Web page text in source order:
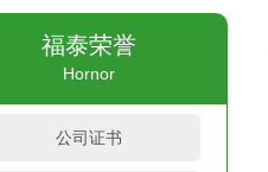
福泰荣誉
Hornor
公司证书